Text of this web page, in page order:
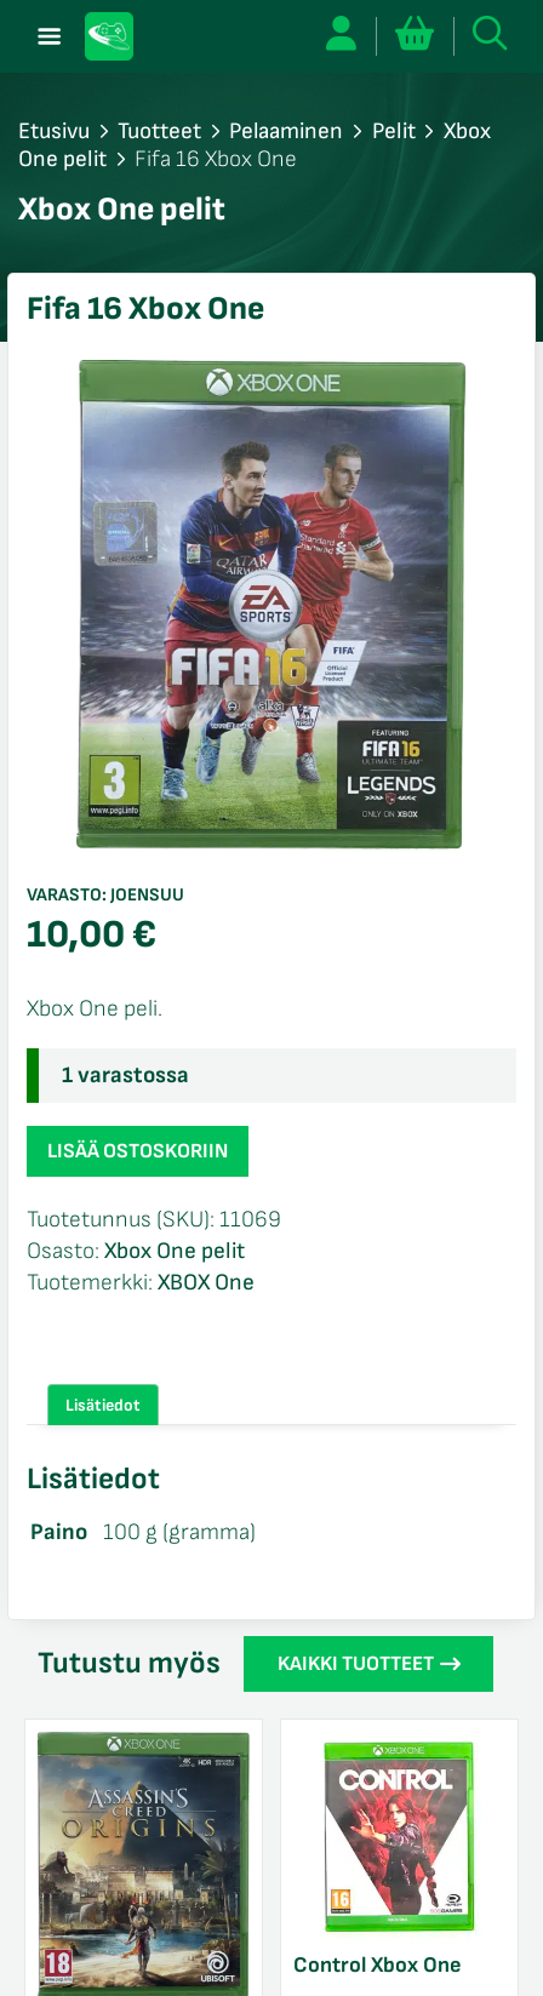
Etusivu Tuotteet Pelaaminen Pelit
Xbox
One pelit
Fifa 16 Xbox One
Xbox One pelit
Fifa 16 Xbox One
VARASTO: JOENSUU
10,00€
Xbox One peli.
1 varastossa
Fifa
16
One
määrä
LISÄÄ OSTOSKORIIN
Tuotetunnus (SKU): 11069
Osasto: Xbox One pelit
Tuotemerkki: XBOX One
Lisätiedot
Lisätiedot
Paino 100 g (gramma)
Tutustu myös KAIKKI TUOTTEET
Control Xbox One
sulje
sulje